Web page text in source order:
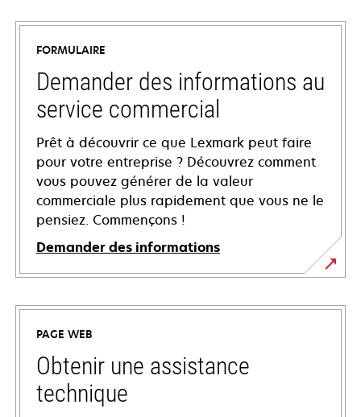
FORMULAIRE
Demander des informations au
service commercial
Prêt à découvrir ce que Lexmark peut faire
pour votre entreprise ? Découvrez comment
vous pouvez générer de la valeur
commerciale plus rapidement que vous ne le
pensiez. Commençons !
Demander des informations
PAGE WEB
Obtenir une assistance
technique